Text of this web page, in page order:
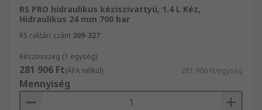
RS PRO hidraulikus kéziszivattyú, 1.4 L Kéz,
Hidraulikus 24 mm 700 bar
RS raktári szám 309-327
Részösszeg (1 egység)
281 906 Ft(ÁFA nélkül) 281 906 Ft/egység
Mennyiség